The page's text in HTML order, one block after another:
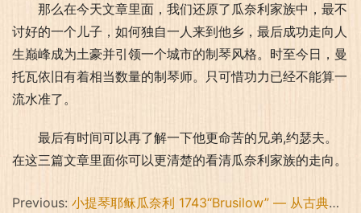
那么在今天文章里面，我们还原了瓜奈利家族中，最不
讨好的一个儿子，如何独自一人来到他乡，最后成功走向人
生巅峰成为土豪并引领一个城市的制琴风格。时至今日，曼
托瓦依旧有着相当数量的制琴师。只可惜功力已经不能算一
流水准了。
最后有时间可以再了解一下他更命苦的兄弟,约瑟夫。
在这三篇文章里面你可以更清楚的看清瓜奈利家族的走向。
Previous: 小提琴耶稣瓜奈利 1743“Brusilow” — 从古典经典中逆袭